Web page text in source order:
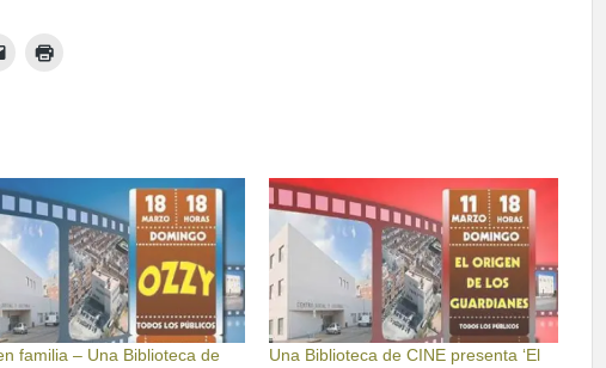
familia – Una Biblioteca de
Una Biblioteca de CINE presenta ‘El